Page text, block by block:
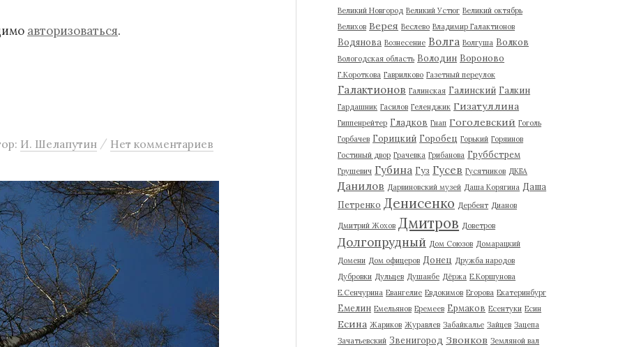
авторизоваться.
И. Шелапутин / Нет комментариев
Великий Новгород Великий Устюг Великий октябрь
Велихов Верея Веслево Владимир Галактионов
Водянова Вознесение Волга Волгуша Волков
Вологодская область Володин Вороново
Г.Короткова Гаврилково Газетный переулок
Галактионов Галинская Галинский Галкин
Гардашник Гасилов Геленджик Гизатуллина
Гиппенрейтер Гладков Гнап Гоголевский Гоголь
Горбачев Горицкий Горобец Горький Горяинов
Гостиный двор Грачевка Грибанова Груббстрем
Грушевич Губина Гуз Гусев Гусятников ДКБА
Данилов Дарвиновский музей Даша Корягина Даша
Петренко Денисенко Дербент Дианов
Дмитрий Жохов Дмитров Доветров
Долгопрудный Дом Союзов Домарацкий
Домени Дом офицеров Донец Дружба народов
Дубровки Дульцев Душанбе Дёржа Е.Коршунова
Е.Сенчурина Евангелие Евдокимов Егорова Екатеринбург
Емелин Емельянов Еремеев Ермаков Есентуки Есин
Есина Жариков Журавлев Забайкалье Зайцев Зацепа
Зачатьевский Звенигород Звонков Земляной вал